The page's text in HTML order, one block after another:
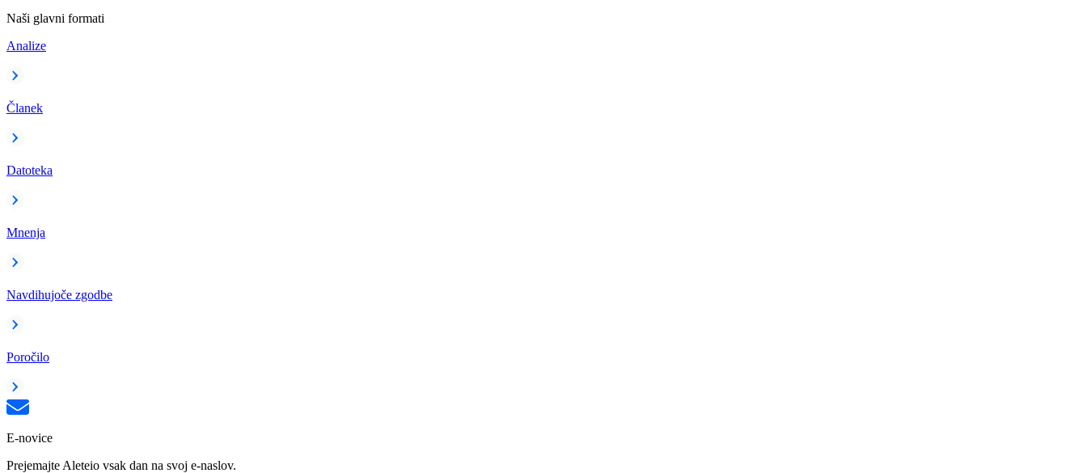
Naši glavni formati
Analize
Članek
Datoteka
Mnenja
Navdihujoče zgodbe
Poročilo
E-novice
Prejemajte Aleteio vsak dan na svoj e-naslov.